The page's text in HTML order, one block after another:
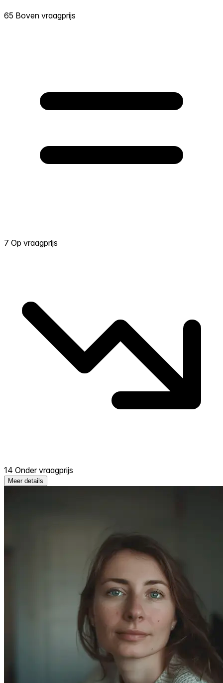
65 Boven vraagprijs
7 Op vraagprijs
14 Onder vraagprijs
Meer details